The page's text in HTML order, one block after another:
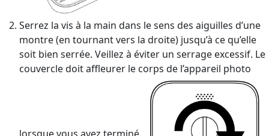
Serrez la vis à la main dans le sens des aiguilles d’une
montre (en tournant vers la droite) jusqu’à ce qu’elle
soit bien serrée. Veillez à éviter un serrage excessif. Le
couvercle doit affleurer le corps de l’appareil photo